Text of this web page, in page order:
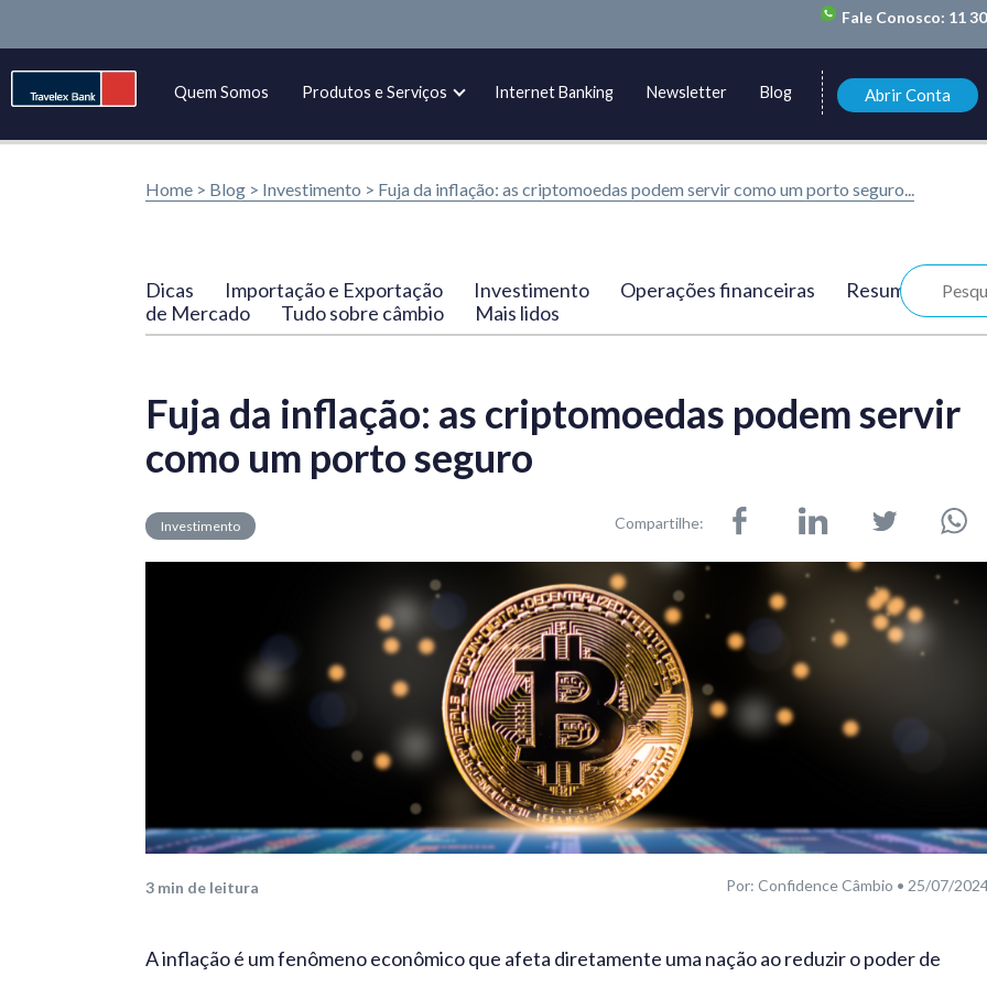
Fale Conosco: 11
Quem Somos Produtos e Serviços Internet Banking Newsletter Blog Abrir Conta
Home > Blog > Investimento > Fuja da inflação: as criptomoedas podem servir como um porto seguro...
Dicas Importação e Exportação Investimento Operações financeiras
Resumo
de Mercado
Tudo sobre câmbio Mais lidos
Fuja da inflação: as criptomoedas podem servir
como um porto seguro
Investimento Compartilhe:
3 min de leitura Por: Confidence Câmbio • 25/07/
A inflação é um fenômeno econômico que afeta diretamente uma nação ao reduzir o poder de